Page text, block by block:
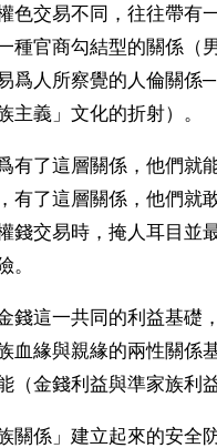
色交易不同，往往帶有
種官商勾結型的關係（
爲人所察覺的人倫關係
主義」文化的折射）。
有了這層關係，他們就
有了這層關係，他們就
錢交易時，掩人耳目並
。
錢這一共同的利益基礎
血緣與親緣的兩性關係
金錢利益與準家族利益
關係」建立起來的安全